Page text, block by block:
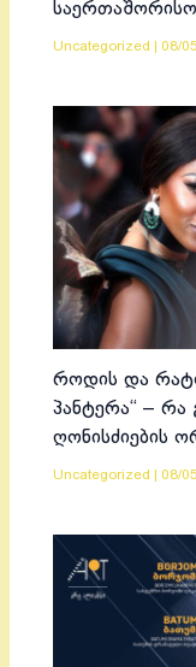
Uncategorized 08/
როდის და
პანტერა“ – რა
ღონისძიების
Uncategorized 08/